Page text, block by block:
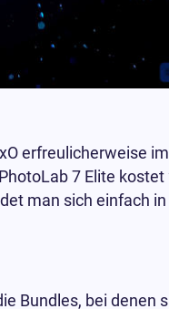
erfreulicherweise
7 Elite kostet
man sich einfach
Bundles, bei denen